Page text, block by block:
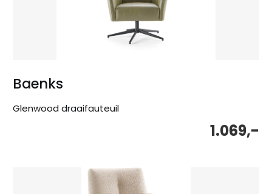
Baenks
Glenwood draaifauteuil
1.069,-